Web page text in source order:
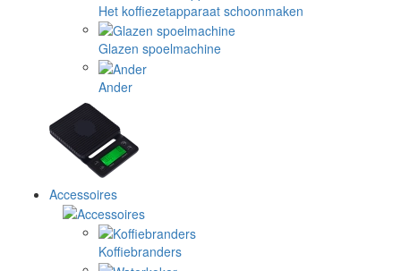
Het koffiezetapparaat schoonmaken
Glazen spoelmachine
Ander
Accessoires
Koffiebranders